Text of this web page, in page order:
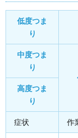
低度つま
り
中度つま
り
高度つま
り
症状 作